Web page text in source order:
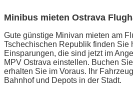
Minibus mieten Ostrava
Gute günstige Minivan mieten am
Tschechischen Republik finden Sie
Einsparungen, die sind jetzt im
MPV Ostrava einstellen. Buchen
erhalten Sie im Voraus. Ihr
Bahnhof und Depots in der Stadt.